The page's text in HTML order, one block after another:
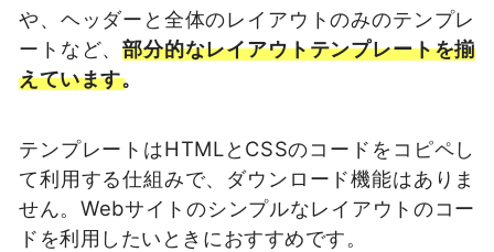
や、ヘッダーと全体のレイアウトのみのテンプレ
ートなど、部分的なレイアウトテンプレートを揃
えています。
テンプレートはHTMLとCSSのコードをコピペし
て利用する仕組みで、ダウンロード機能はありま
せん。Webサイトのシンプルなレイアウトのコー
ドを利用したいときにおすすめです。